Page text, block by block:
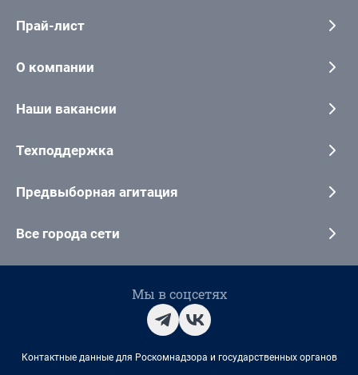
Прай-лист
О компании
Наши вакансии
Техподдержка
Предвыборная агитация
Все города сети
Мы в соцсетях
Контактные данные для Роскомнадзора и государственных органов